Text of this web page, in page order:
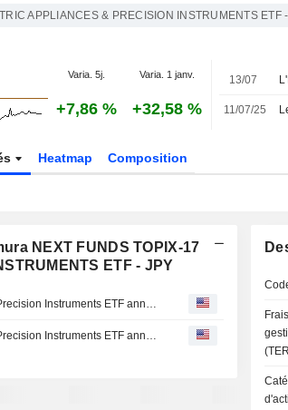
APPLIANCES & PRECISION INSTRUMENTS ETF
Varia. 5j. Varia. 1 janv.
+7,86 % +32,58 %
13/07
11/07/25
Heatmap Composition
NEXT FUNDS TOPIX-17
ETF - JPY
NEXT FUNDS TOPIX-17 Electric Appliances & Precision Instruments ETF announces Annual dividend, payable on August 21, 2026
NEXT FUNDS TOPIX-17 Electric Appliances & Precision Instruments ETF announces Annual dividend, payable on August 22, 2025